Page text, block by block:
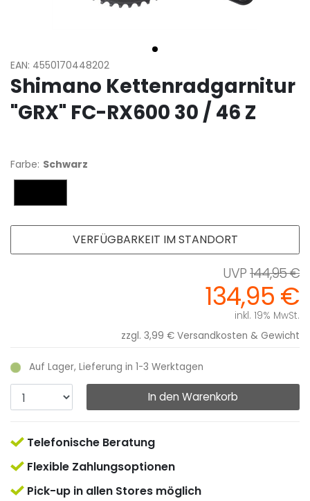
EAN: 4550170448202
Shimano Kettenradgarnitur
"GRX" FC-RX600 30 / 46 Z
Farbe: Schwarz
144,95 €
134,95 €
inkl. 19% MwSt.
zzgl. 3,99 € Versandkosten & Gewicht
Auf Lager, Lieferung in 1-3 Werktagen
In den Warenkorb
VERFÜGBARKEIT IM STANDORT
Telefonische Beratung
Flexible Zahlungsoptionen
Pick-up in allen Stores möglich